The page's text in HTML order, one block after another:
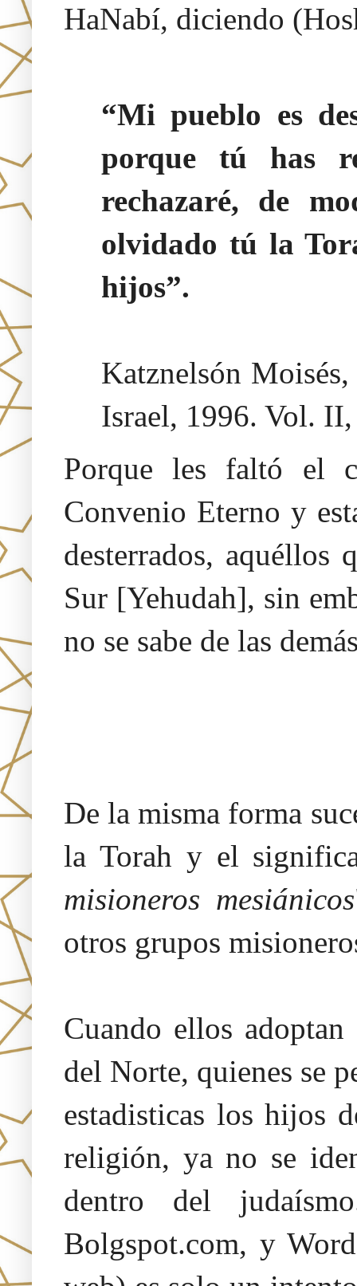
HaNabí, diciendo
“Mi pueblo es
porque tú has
rechazaré, de
olvidado tú la
hijos”.
Katznelsón
Israel, 1996. Vol.
Porque les faltó el
Convenio Eterno y
desterrados,
Sur [Yehudah], sin
no se sabe de las
De la misma forma
la Torah y el
misioneros mesiánicos
otros grupos
Cuando ellos
del Norte, quienes se
estadisticas los hijos
religión, ya no se
dentro del
Bolgspot.com, y